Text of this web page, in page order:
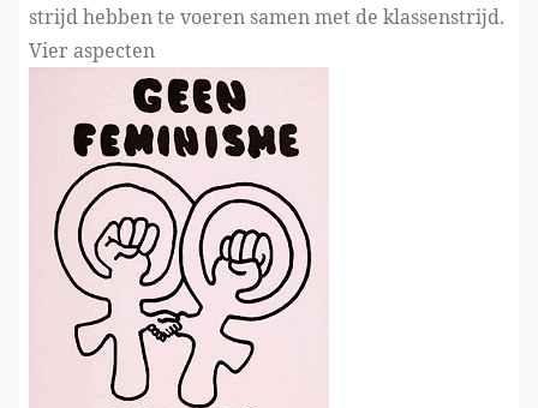
strijd hebben te voeren samen met de klassenstrijd.
Vier aspecten